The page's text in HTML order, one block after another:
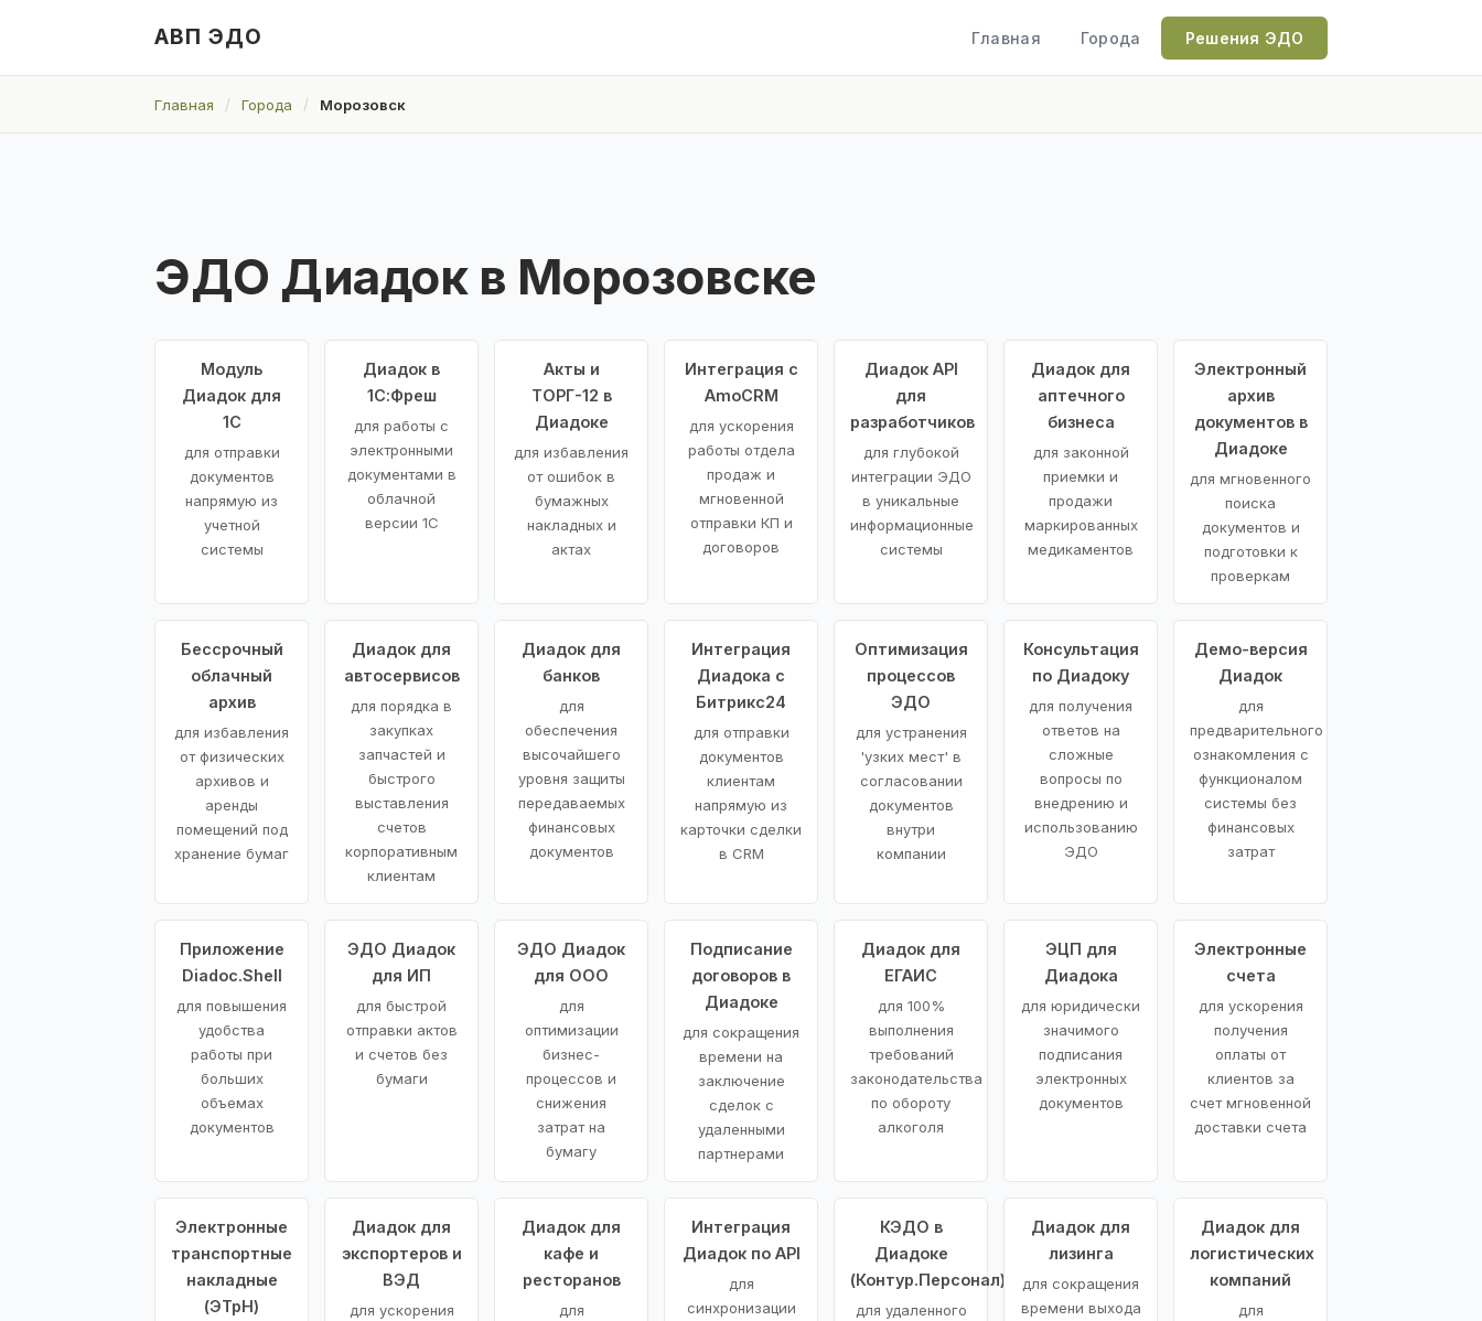
АВП ЭДО Главная Города Решения ЭДО
Главная Города Морозовск
ЭДО Диадок в Морозовске
Модуль
Диадок для
1С
для отправки
документов
напрямую из
учетной
системы
Диадок в
1С:Фреш
для работы с
электронными
документами в
облачной
версии 1С
Акты и
ТОРГ-12 в
Диадоке
для избавления
от ошибок в
бумажных
накладных и
актах
Интеграция с
AmoCRM
для ускорения
работы отдела
продаж и
мгновенной
отправки КП и
договоров
Диадок API
для
разработчиков
для глубокой
интеграции ЭДО
в уникальные
информационные
системы
Диадок для
аптечного
бизнеса
для законной
приемки и
продажи
маркированных
медикаментов
Электронный
архив
документов в
Диадоке
для мгновенного
поиска
документов и
подготовки к
проверкам
Бессрочный
облачный
архив
для избавления
от физических
архивов и
аренды
помещений под
хранение бумаг
Диадок для
автосервисов
для порядка в
закупках
запчастей и
быстрого
выставления
счетов
корпоративным
клиентам
Диадок для
банков
для
обеспечения
высочайшего
уровня защиты
передаваемых
финансовых
документов
Интеграция
Диадока с
Битрикс24
для отправки
документов
клиентам
напрямую из
карточки сделки
в CRM
Оптимизация
процессов
ЭДО
для устранения
'узких мест' в
согласовании
документов
внутри
компании
Консультация
по Диадоку
для получения
ответов на
сложные
вопросы по
внедрению и
использованию
ЭДО
Демо-версия
Диадок
для
предварительного
ознакомления с
функционалом
системы без
финансовых
затрат
Приложение
Diadoc.Shell
для повышения
удобства
работы при
больших
объемах
документов
ЭДО Диадок
для ИП
для быстрой
отправки актов
и счетов без
бумаги
ЭДО Диадок
для ООО
для
оптимизации
бизнес-
процессов и
снижения
затрат на
бумагу
Подписание
договоров в
Диадоке
для сокращения
времени на
заключение
сделок с
удаленными
партнерами
Диадок для
ЕГАИС
для 100%
выполнения
требований
законодательства
по обороту
алкоголя
ЭЦП для
Диадока
для юридически
значимого
подписания
электронных
документов
Электронные
счета
для ускорения
получения
оплаты от
клиентов за
счет мгновенной
доставки счета
Электронные
транспортные
накладные
(ЭТрН)
Диадок для
экспортеров и
ВЭД
для ускорения
Диадок для
кафе и
ресторанов
для
Интеграция
Диадок по API
для
синхронизации
КЭДО в
Диадоке
(Контур.Персонал)
для удаленного
Диадок для
лизинга
для сокращения
времени выхода
Диадок для
логистических
компаний
для